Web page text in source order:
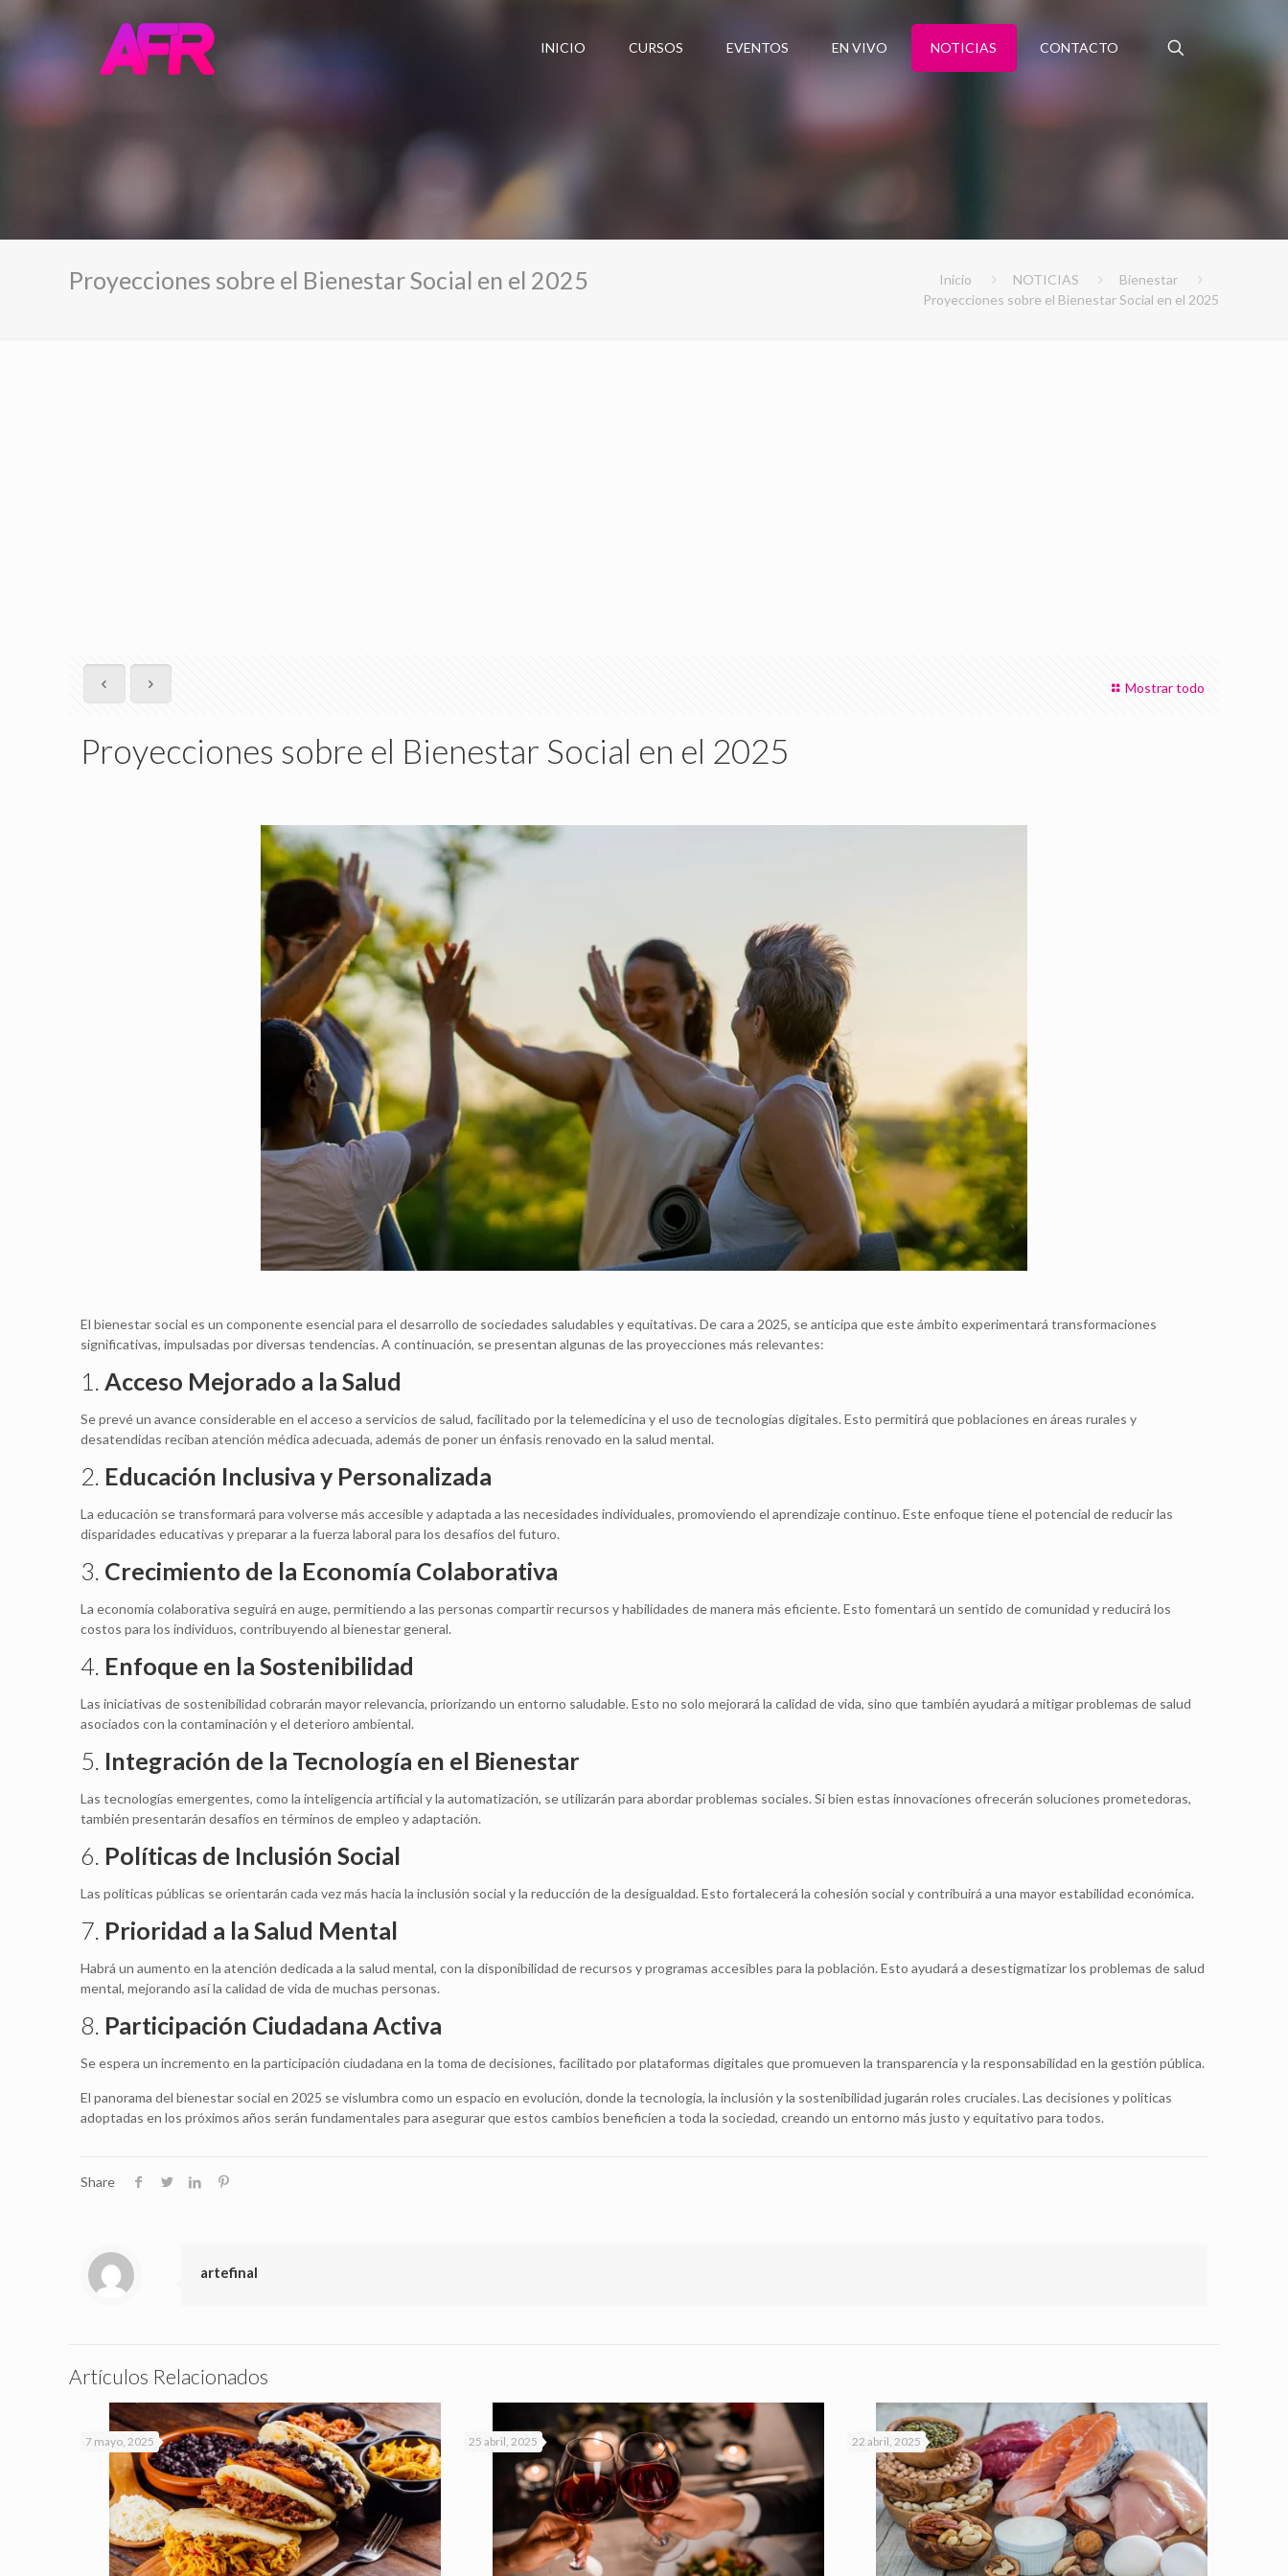
INICIO CURSOS EVENTOS EN VIVO NOTICIAS CONTACTO
Proyecciones sobre el Bienestar Social en el 2025 Inicio NOTICIAS
Bienestar
Proyecciones sobre el Bienestar Social en el 2025
Mostrar todo
Proyecciones sobre el Bienestar Social en el 2025
El bienestar social es un componente esencial para el desarrollo de sociedades saludables y equitativas. De cara a 2025, se anticipa que este ámbito experimentará transformaciones
significativas, impulsadas por diversas tendencias. A continuación, se presentan algunas de las proyecciones más relevantes:
1. Acceso Mejorado a la Salud
Se prevé un avance considerable en el acceso a servicios de salud, facilitado por la telemedicina y el uso de tecnologías digitales. Esto permitirá que poblaciones en áreas rurales y
desatendidas reciban atención médica adecuada, además de poner un énfasis renovado en la salud mental.
2. Educación Inclusiva y Personalizada
La educación se transformará para volverse más accesible y adaptada a las necesidades individuales, promoviendo el aprendizaje continuo. Este enfoque tiene el potencial de reducir las
disparidades educativas y preparar a la fuerza laboral para los desafíos del futuro.
3. Crecimiento de la Economía Colaborativa
La economía colaborativa seguirá en auge, permitiendo a las personas compartir recursos y habilidades de manera más eficiente. Esto fomentará un sentido de comunidad y reducirá los
costos para los individuos, contribuyendo al bienestar general.
4. Enfoque en la Sostenibilidad
Las iniciativas de sostenibilidad cobrarán mayor relevancia, priorizando un entorno saludable. Esto no solo mejorará la calidad de vida, sino que también ayudará a mitigar problemas de salud
asociados con la contaminación y el deterioro ambiental.
5. Integración de la Tecnología en el Bienestar
Las tecnologías emergentes, como la inteligencia artificial y la automatización, se utilizarán para abordar problemas sociales. Si bien estas innovaciones ofrecerán soluciones prometedoras,
también presentarán desafíos en términos de empleo y adaptación.
6. Políticas de Inclusión Social
Las políticas públicas se orientarán cada vez más hacia la inclusión social y la reducción de la desigualdad. Esto fortalecerá la cohesión social y contribuirá a una mayor estabilidad económica.
7. Prioridad a la Salud Mental
Habrá un aumento en la atención dedicada a la salud mental, con la disponibilidad de recursos y programas accesibles para la población. Esto ayudará a desestigmatizar los problemas de salud
mental, mejorando así la calidad de vida de muchas personas.
8. Participación Ciudadana Activa
Se espera un incremento en la participación ciudadana en la toma de decisiones, facilitado por plataformas digitales que promueven la transparencia y la responsabilidad en la gestión pública.
El panorama del bienestar social en 2025 se vislumbra como un espacio en evolución, donde la tecnología, la inclusión y la sostenibilidad jugarán roles cruciales. Las decisiones y políticas
adoptadas en los próximos años serán fundamentales para asegurar que estos cambios beneficien a toda la sociedad, creando un entorno más justo y equitativo para todos.
Share
artefinal
Artículos Relacionados
7 mayo, 2025 25 abril, 2025 22 abril, 2025